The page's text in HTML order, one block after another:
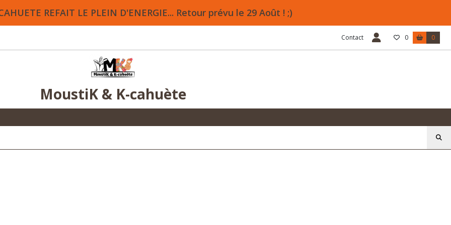
REFAIT LE PLEIN D'ENERGIE... Retour prévu le 29 Août ! ;)
Contact 0 0
MoustiK & K-cahuète